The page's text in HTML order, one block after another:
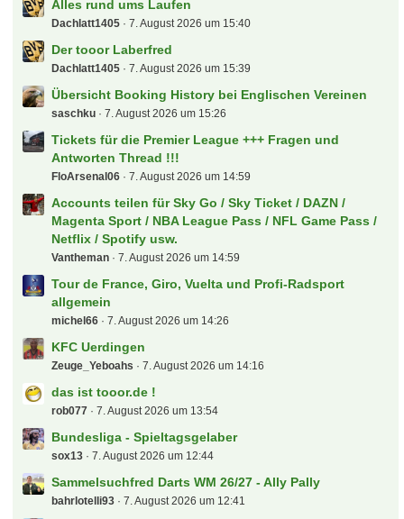
Alles rund ums Laufen
Dachlatt1405 7. August 2026 um 15:40
Der tooor Laberfred
Dachlatt1405 7. August 2026 um 15:39
Übersicht Booking History bei Englischen Vereinen
saschku 7. August 2026 um 15:26
Tickets für die Premier League +++ Fragen und
Antworten Thread !!!
FloArsenal06 7. August 2026 um 14:59
Accounts teilen für Sky Go / Sky Ticket / DAZN /
Magenta Sport / NBA League Pass / NFL Game Pass /
Netflix / Spotify usw.
Vantheman 7. August 2026 um 14:59
Tour de France, Giro, Vuelta und Profi-Radsport
allgemein
michel66 7. August 2026 um 14:26
KFC Uerdingen
Zeuge_Yeboahs 7. August 2026 um 14:16
das ist tooor.de !
rob077 7. August 2026 um 13:54
Bundesliga - Spieltagsgelaber
sox13 7. August 2026 um 12:44
Sammelsuchfred Darts WM 26/27 - Ally Pally
bahrlotelli93 7. August 2026 um 12:41